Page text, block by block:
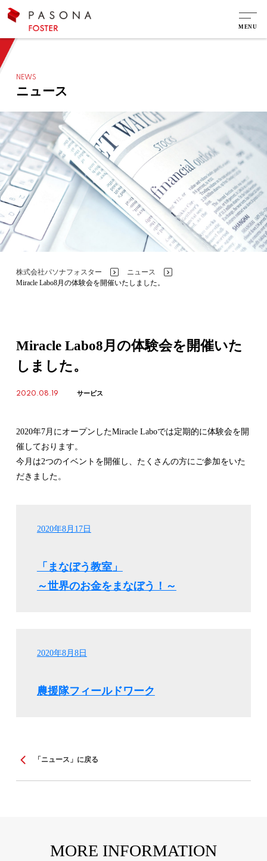
NEWS
ニュース
株式会社パソナフォスター >ニュース
Miracle Labo8月の体験会を開催いたしました。
Miracle Labo8月の体験会を開催いた
しました。
2020.08.19 サービス
2020年7月にオープンしたMiracle Laboでは定期的に体験会を開
催しております。
今月は2つのイベントを開催し、たくさんの方にご参加をいた
だきました。
2020年8月17日
「まなぼう教室」
～世界のお金をまなぼう！～
2020年8月8日
農援隊フィールドワーク
「ニュース」に戻る
MORE INFORMATION